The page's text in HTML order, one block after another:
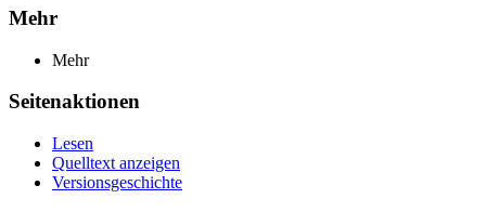
Mehr
Mehr
Seitenaktionen
Lesen
Quelltext anzeigen
Versionsgeschichte